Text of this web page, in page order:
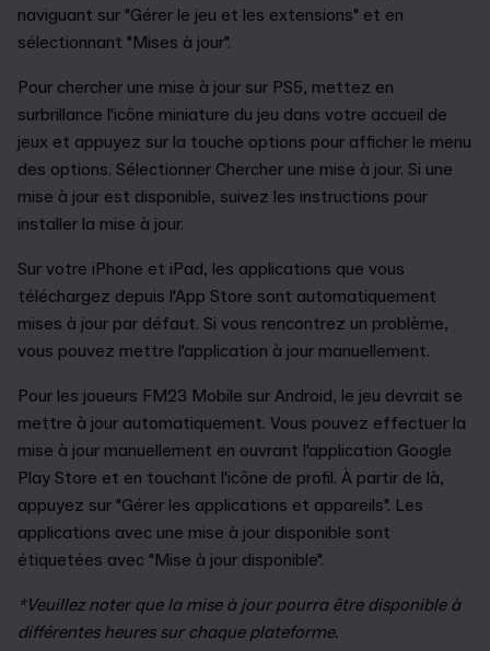
naviguant sur "Gérer le jeu et les extensions" et en
sélectionnant "Mises à jour".
Pour chercher une mise à jour sur PS5, mettez en
surbrillance l'icône miniature du jeu dans votre accueil de
jeux et appuyez sur la touche options pour afficher le menu
des options. Sélectionner Chercher une mise à jour. Si une
mise à jour est disponible, suivez les instructions pour
installer la mise à jour.
Sur votre iPhone et iPad, les applications que vous
téléchargez depuis l'App Store sont automatiquement
mises à jour par défaut. Si vous rencontrez un problème,
vous pouvez mettre l'application à jour manuellement.
Pour les joueurs FM23 Mobile sur Android, le jeu devrait se
mettre à jour automatiquement. Vous pouvez effectuer la
mise à jour manuellement en ouvrant l'application Google
Play Store et en touchant l'icône de profil. À partir de là,
appuyez sur "Gérer les applications et appareils". Les
applications avec une mise à jour disponible sont
étiquetées avec "Mise à jour disponible".
*Veuillez noter que la mise à jour pourra être disponible à
différentes heures sur chaque plateforme.